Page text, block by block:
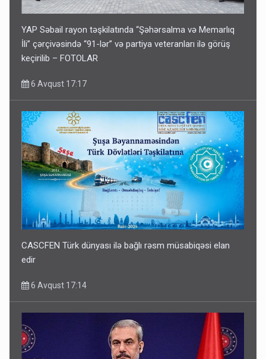
YAP Səbail rayon təşkilatında “Şəhərsalma və Memarlıq
İli” çərçivəsində “91-lər” və partiya veteranları ilə görüş
keçirilib – FOTOLAR
6 Avqust 17:17
CASCFEN Türk dünyası ilə bağlı rəsm müsabiqəsi elan
edir
6 Avqust 17:14